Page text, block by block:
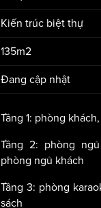
Kiến trúc biệt thự
135m2
Đang cập nhật
Tầng 1: phòng
Tầng 2: phòng
phòng ngủ khách
Tầng 3: phòng
sách